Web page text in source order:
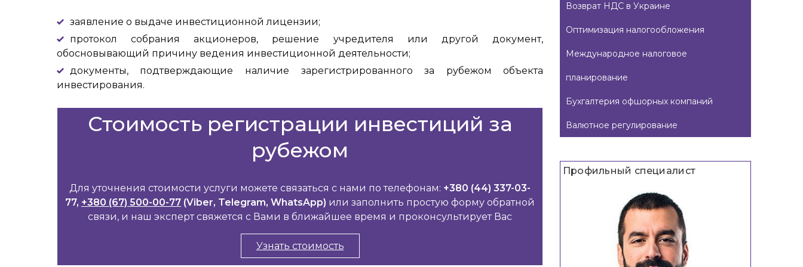
заявление о выдаче инвестиционной лицензии;
протокол собрания акционеров, решение учредителя или другой документ,
обосновывающий причину ведения инвестиционной деятельности;
документы, подтверждающие наличие зарегистрированного за рубежом объекта
инвестирования.
Стоимость регистрации инвестиций за
рубежом
Для уточнения стоимости услуги можете связаться с нами по телефонам: +380 (44) 337-03-
77, +380 (67) 500-00-77 (Viber, Telegram, WhatsApp) или заполнить простую форму обратной
связи, и наш эксперт свяжется с Вами в ближайшее время и проконсультирует Вас
Узнать стоимость
Возврат НДС в Украине
Оптимизация налогообложения
Международное налоговое
планирование
Бухгалтерия офшорных компаний
Валютное регулирование
Профильный специалист